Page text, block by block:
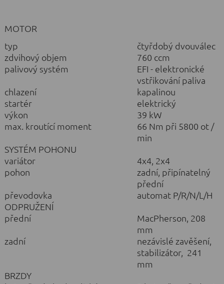
MOTOR
typ
čtyřdobý dvouválec
zdvihový objem
760 ccm
palivový systém
EFI - elektronické
vstřikování paliva
chlazení
kapalinou
startér
elektrický
výkon
39 kW
max. kroutící moment
66 Nm při 5800 ot /
min
SYSTÉM POHONU
variátor
4x4, 2x4
pohon
zadní, připínatelný
přední
převodovka
automat P/R/N/L/H
ODPRUŽENÍ
přední
MacPherson, 208
mm
zadní
nezávislé zavěšení,
stabilizátor, 241
mm
BRZDY